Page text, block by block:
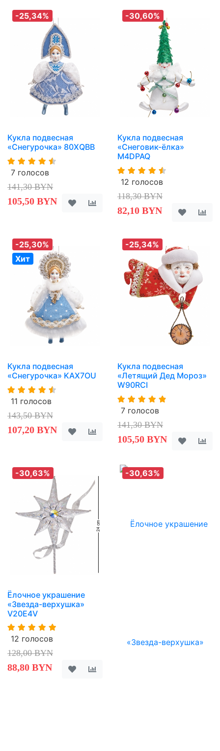
-25,34%
Кукла подвесная
«Снегурочка» 80XQBB
7 голосов
141,30 BYN
105,50 BYN
-30,60%
Кукла подвесная
«Снеговик-ёлка»
M4DPAQ
12 голосов
118,30 BYN
82,10 BYN
-25,30%
Хит
Кукла подвесная
«Снегурочка» KAX7OU
11 голосов
143,50 BYN
107,20 BYN
-25,34%
Кукла подвесная
«Летящий Дед Мороз»
W90RCI
7 голосов
141,30 BYN
105,50 BYN
-30,63%
Ёлочное украшение
«Звезда-верхушка»
V20E4V
12 голосов
128,00 BYN
88,80 BYN
-30,63%